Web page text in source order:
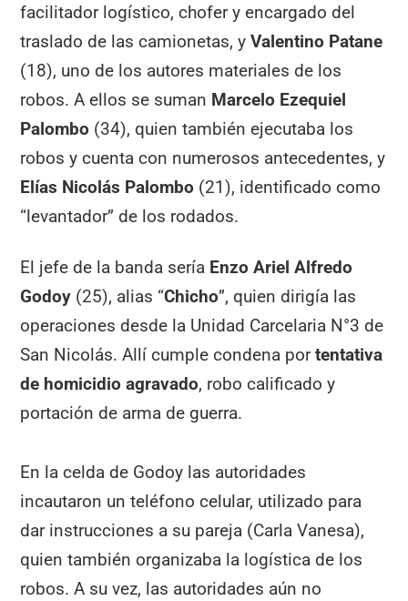
facilitador logístico, chofer y encargado del
traslado de las camionetas, yValentino Patane
(18), uno de los autores materiales de los
robos. A ellos se suman Marcelo Ezequiel
Palombo (34), quien también ejecutaba los
robos y cuenta con numerosos antecedentes, y
Elías Nicolás Palombo (21), identificado como
“levantador” de los rodados.
El jefe de la banda sería Enzo Ariel Alfredo
Godoy (25), alias “Chicho”, quien dirigía las
operaciones desde la Unidad Carcelaria N°3 de
San Nicolás. Allí cumple condena portentativa
de homicidio agravado, robo calificado y
portación de arma de guerra.
En la celda de Godoy las autoridades
incautaron un teléfono celular, utilizado para
dar instrucciones a su pareja (Carla Vanesa),
quien también organizaba la logística de los
robos. A su vez, las autoridades aún no